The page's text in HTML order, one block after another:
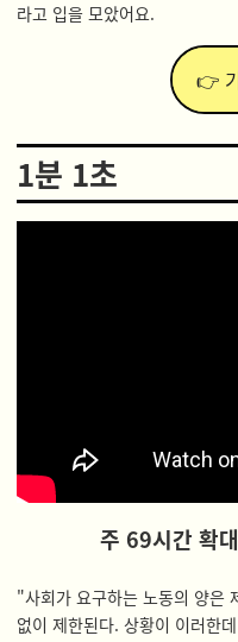
라고 입을 모았어요.
👉
1분 1초
주 69시간 확
"사회가 요구하는 노동의 양은
없이 제한된다. 상황이 이러한